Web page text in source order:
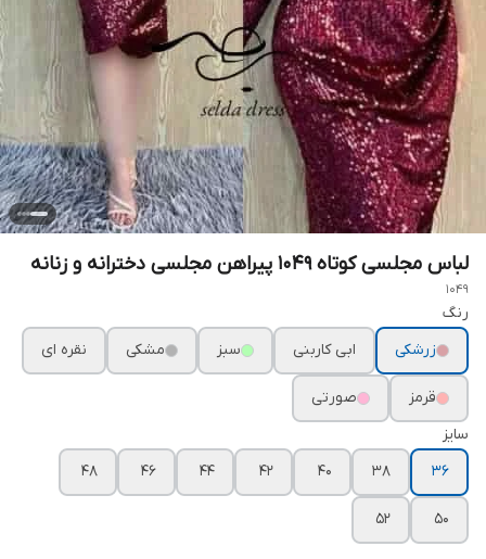
لباس مجلسی کوتاه ۱۰۴۹ پیراهن مجلسی دخترانه و زنانه
1049
رنگ
زرشکی
ابی کاربنی سبز مشکی نقره ای
قرمز
صورتی
سایز
۳۶
۳۸ ۴۰ ۴۲ ۴۴ ۴۶ ۴۸
۵۰ ۵۲